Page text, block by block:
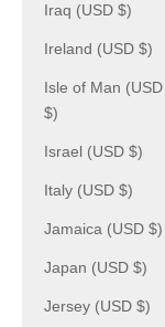
Iraq (USD $)
Ireland (USD $)
Isle of Man (USD
$)
Israel (USD $)
Italy (USD $)
Jamaica (USD $)
Japan (USD $)
Jersey (USD $)